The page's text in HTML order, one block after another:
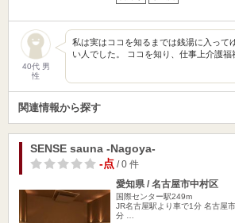
40代 男
性
私は実はココを知るまでは銭湯に入って
い人でした。 ココを知り、仕事上介護福
関連情報から探す
SENSE sauna -Nagoya-
-点/ 0 件
愛知県 / 名古屋市中村区
国際センター駅249m
JR名古屋駅より車で1分 名古屋
分 …